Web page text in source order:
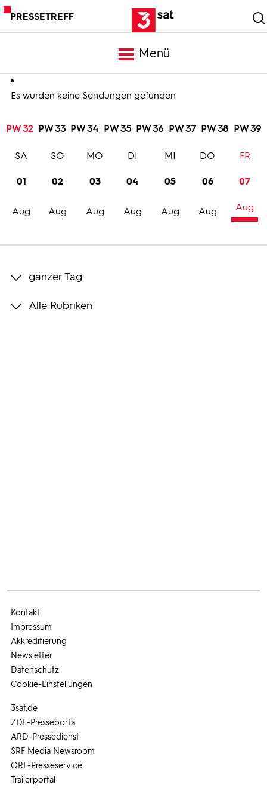
PRESSETREFF
Menü
Meldungen
Programm
Trailer
Bilder
Es wurden keine Sendungen gefunden
PW 32 PW 33 PW 34 PW 35 PW 36 PW 37 PW 38 PW 39
01
Aug
SA
02
Aug
SO
03
Aug
MO
04
Aug
DI
05
Aug
MI
06
Aug
DO
07
Aug
FR
ganzer Tag
Alle Rubriken
3sat.de
ZDF-Presseportal
ARD-Pressedienst
SRF Media Newsroom
ORF-Presseservice
Trailerportal
Kontakt
Impressum
Akkreditierung
Newsletter
Datenschutz
Cookie-Einstellungen